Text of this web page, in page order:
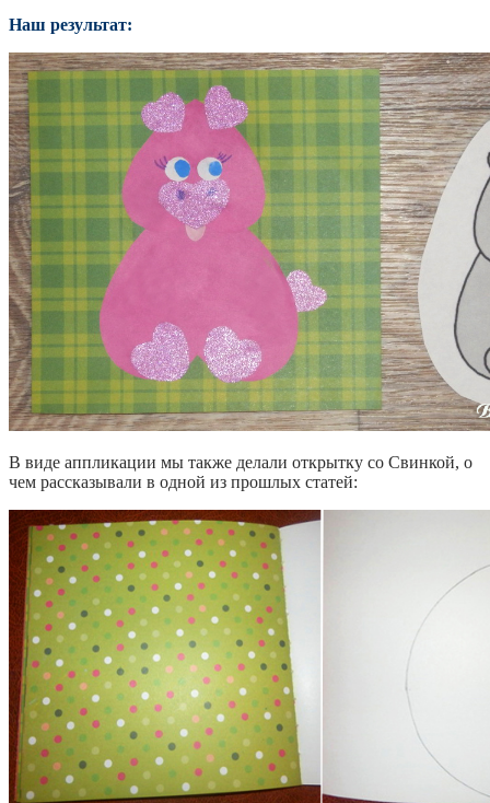
Наш результат:
В виде аппликации мы также делали открытку со Свинкой, о
чем рассказывали в одной из прошлых статей: